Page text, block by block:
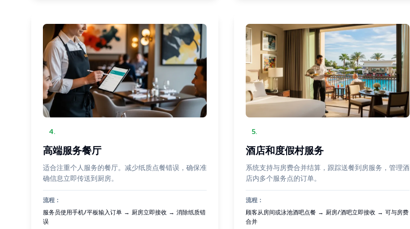
4.
高端服务餐厅
适合注重个人服务的餐厅。减少纸质点餐错误，确保准
确信息立即传送到厨房。
流程：
服务员使用手机/平板输入订单 → 厨房立即接收 → 消除纸质错
误
5.
酒店和度假村服务
系统支持与房费合并结算，跟踪送餐到房服务，管理酒
店内多个服务点的订单。
流程：
顾客从房间或泳池酒吧点餐 → 厨房/酒吧立即接收 → 可与房费
合并